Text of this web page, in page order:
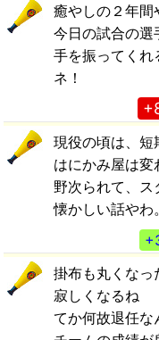
癒やしの２年間
今日の試合の選
手を振ってくれ
ネ！
現役の頃は、短
はにかみ屋は変
野次られて、ス
懐かしい話やわ。
掛布も丸くなっ
寂しくなるね
てか何故退任な